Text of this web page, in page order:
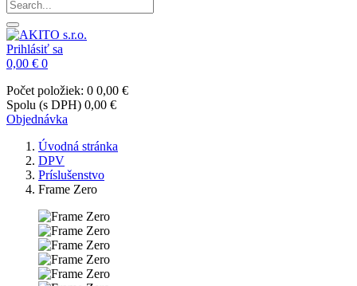
Prihlásiť sa
0,00 € 0
Počet položiek: 0 0,00 €
Spolu (s DPH) 0,00 €
Objednávka
Úvodná stránka
DPV
Príslušenstvo
Frame Zero